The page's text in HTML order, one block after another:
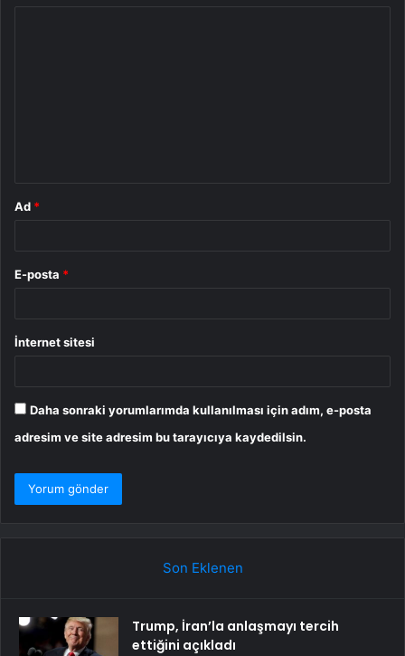
Ad *
E-posta *
İnternet sitesi
Daha sonraki yorumlarımda kullanılması için adım, e-posta
adresim ve site adresim bu tarayıcıya kaydedilsin.
Son Eklenen
Trump, İran’la anlaşmayı tercih
ettiğini açıkladı